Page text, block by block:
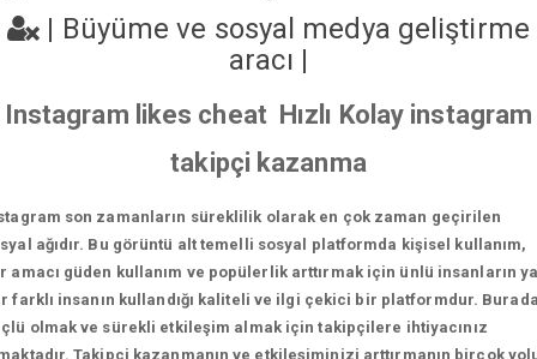
| Büyüme ve sosyal medya geliştirme
aracı |
Instagram likes cheat Hızlı Kolay instagram
takipçi kazanma
son zamanların süreklilik olarak en çok zaman geçirilen
ağıdır. Bu görüntü alt temelli sosyal platformda kişisel kullanım,
amacı güden kullanım ve popülerlik arttırmak için ünlü insanların
farklı insanın kullandığı kaliteli ve ilgi çekici bir platformdur.
olmak ve sürekli etkileşim almak için takipçilere ihtiyacınız
Takipçi kazanmanın ve etkileşiminizi arttırmanın birçok